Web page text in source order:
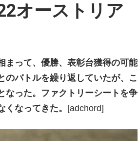
オーストリア
まって、優勝、表彰台獲得の可能
のバトルを繰り返していたが、こ
なった。ファクトリーシートを争
なってきた。
[adchord]